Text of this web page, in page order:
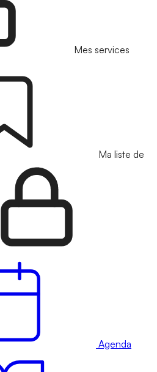
Mes services
Ma liste de
Agenda